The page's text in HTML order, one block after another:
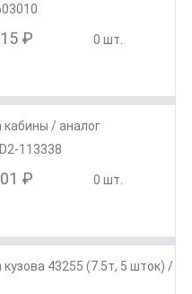
₽ 0 шт.
/ аналог
113338
₽ 0 шт.
43255 (7.5т, 5 шток) /